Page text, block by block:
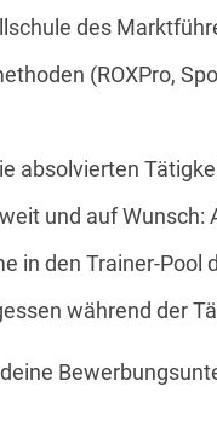
des
(ROXPro,
absolvierten
und auf Wunsch:
in den Trainer-Pool
während der